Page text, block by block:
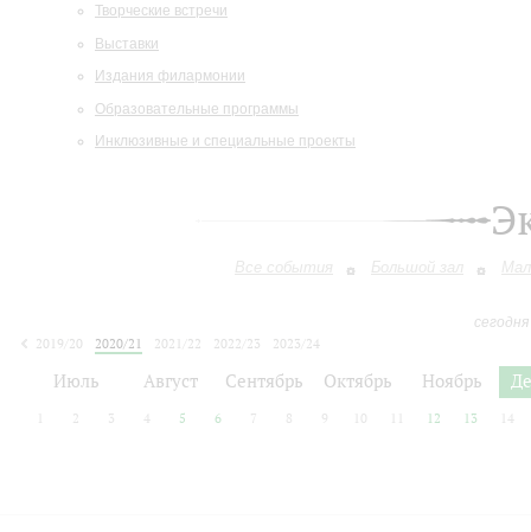
Творческие встречи
Выставки
Издания филармонии
Образовательные программы
Инклюзивные и специальные проекты
Все события Большой зал
2019/20
2020/21 2021/22 2022/23
2023/24
Июль Август Сентябрь Октябрь Ноябрь
2 3 4 5 6 7 8 9 10 12 13 14